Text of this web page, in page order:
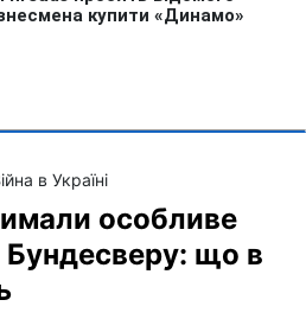
в Україні
особливе
що в